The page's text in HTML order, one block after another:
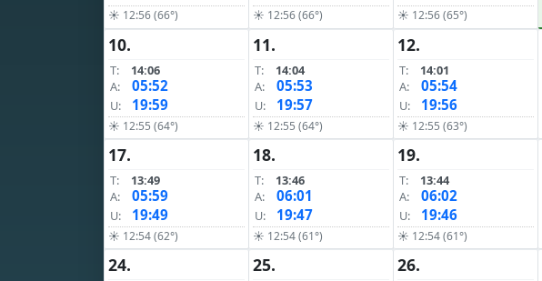
☀ 12:56 (66°) ☀ 12:56 (66°) ☀ 12:56 (65°)
10.
T:
14:06
A:
05:52
U: 19:59
☀ 12:55 (64°)
11.
T:
14:04
A:
05:53
U: 19:57
☀ 12:55 (64°)
12.
T:
14:01
A:
05:54
U: 19:56
☀ 12:55 (63°)
17.
T:
13:49
A:
05:59
U: 19:49
☀ 12:54 (62°)
18.
T:
13:46
A:
06:01
U: 19:47
☀ 12:54 (61°)
19.
T:
13:44
A:
06:02
U: 19:46
☀ 12:54 (61°)
24. 25. 26.